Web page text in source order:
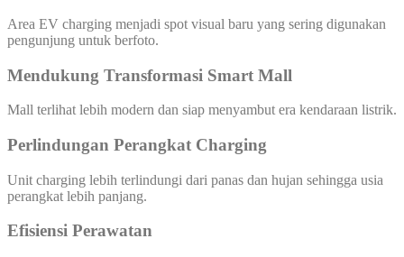
Area EV charging menjadi spot visual baru yang sering digunakan
pengunjung untuk berfoto.
Mendukung Transformasi Smart Mall
Mall terlihat lebih modern dan siap menyambut era kendaraan listrik.
Perlindungan Perangkat Charging
Unit charging lebih terlindungi dari panas dan hujan sehingga usia
perangkat lebih panjang.
Efisiensi Perawatan